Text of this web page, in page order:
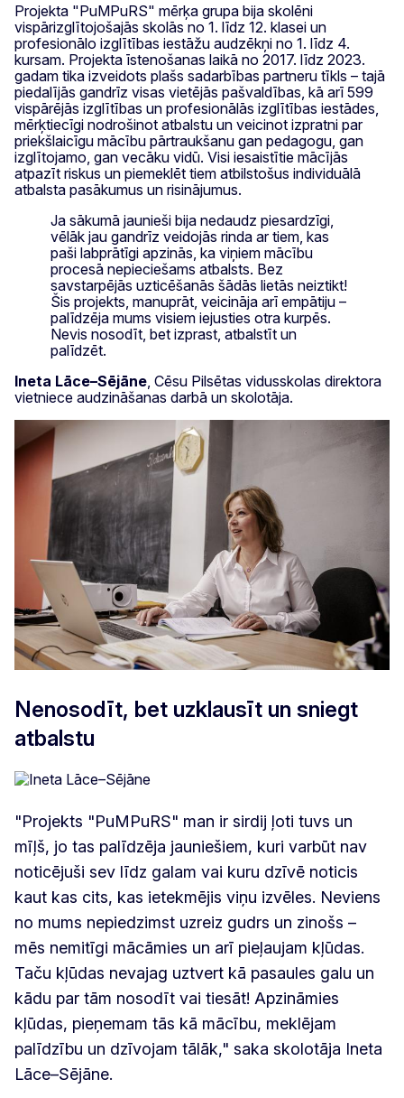
Projekta "PuMPuRS" mērķa grupa bija skolēni
vispārizglītojošajās skolās no 1. līdz 12. klasei un
profesionālo izglītības iestāžu audzēkņi no 1. līdz 4.
kursam. Projekta īstenošanas laikā no 2017. līdz 2023.
gadam tika izveidots plašs sadarbības partneru tīkls – tajā
piedalījās gandrīz visas vietējās pašvaldības, kā arī 599
vispārējās izglītības un profesionālās izglītības iestādes,
mērķtiecīgi nodrošinot atbalstu un veicinot izpratni par
priekšlaicīgu mācību pārtraukšanu gan pedagogu, gan
izglītojamo, gan vecāku vidū. Visi iesaistītie mācījās
atpazīt riskus un piemeklēt tiem atbilstošus individuālā
atbalsta pasākumus un risinājumus.
Ja sākumā jaunieši bija nedaudz piesardzīgi,
vēlāk jau gandrīz veidojās rinda ar tiem, kas
paši labprātīgi apzinās, ka viņiem mācību
procesā nepieciešams atbalsts. Bez
savstarpējās uzticēšanās šādās lietās neiztikt!
Šis projekts, manuprāt, veicināja arī empātiju –
palīdzēja mums visiem iejusties otra kurpēs.
Nevis nosodīt, bet izprast, atbalstīt un
palīdzēt.
Ineta Lāce–Sējāne , Cēsu Pilsētas vidusskolas direktora
vietniece audzināšanas darbā un skolotāja.
Nenosodīt, bet uzklausīt un sniegt
atbalstu
"Projekts "PuMPuRS" man ir sirdij ļoti tuvs un
mīļš, jo tas palīdzēja jauniešiem, kuri varbūt nav
noticējuši sev līdz galam vai kuru dzīvē noticis
kaut kas cits, kas ietekmējis viņu izvēles. Neviens
no mums nepiedzimst uzreiz gudrs un zinošs –
mēs nemitīgi mācāmies un arī pieļaujam kļūdas.
Taču kļūdas nevajag uztvert kā pasaules galu un
kādu par tām nosodīt vai tiesāt! Apzināmies
kļūdas, pieņemam tās kā mācību, meklējam
palīdzību un dzīvojam tālāk," saka skolotāja Ineta
Lāce–Sējāne.